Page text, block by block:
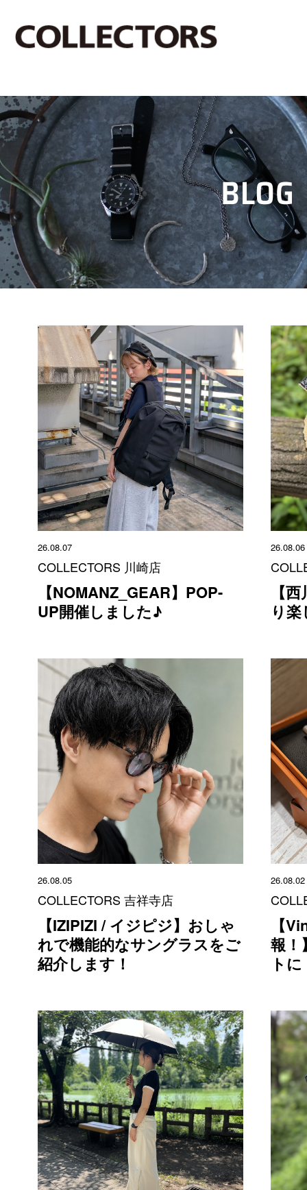
26.08.07
COLLECTORS 川崎店
【NOMANZ_GEAR】POP-
UP開催しました♪
26.08.06
【
り
26.08.05
COLLECTORS 吉祥寺店
【IZIPIZI / イジピジ】おしゃ
れで機能的なサングラスをご
紹介します！
26.08.02
【
報！
ト